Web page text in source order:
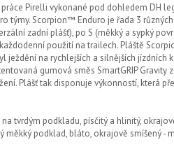
Pirelli vykonané pod dohledem DH
týmy. Scorpion™ Enduro je řada 3
zadní plášť), po S (měkký a sypký
použití na trailech. Pláště
ježdění na rychlejších a silnějších
gumová směs SmartGRIP Gravity
Plášť tak disponuje výkonností, která
tvrdým podkladu, písčitý a hlinitý,
měkký podklad, bláto, okrajově smíšený -